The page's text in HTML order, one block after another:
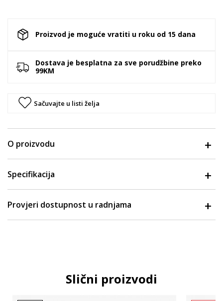
Proizvod je moguće vratiti u roku od 15 dana
Dostava je besplatna za sve porudžbine preko
99KM
Sačuvajte u listi želja
O proizvodu
Specifikacija
Provjeri dostupnost u radnjama
Slični proizvodi